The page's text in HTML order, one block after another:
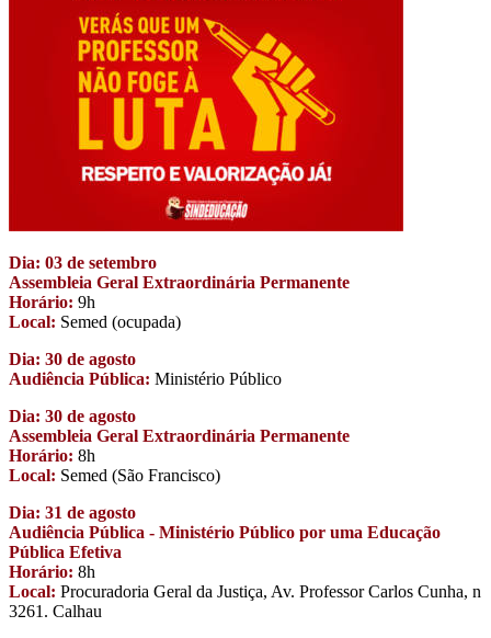
Dia: 03 de setembro
Assembleia Geral Extraordinária Permanente
Horário: 9h
Local: Semed (ocupada)
Dia: 30 de agosto
Audiência Pública: Ministério Público
Dia: 30 de agosto
Assembleia Geral Extraordinária Permanente
Horário: 8h
Local: Semed (São Francisco)
Dia: 31 de agosto
Audiência Pública - Ministério Público por uma Educação
Pública Efetiva
Horário: 8h
Local: Procuradoria Geral da Justiça, Av. Professor Carlos Cunha, n
3261. Calhau